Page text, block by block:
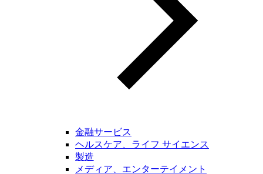
金融サービス
ヘルスケア、ライフ サイエンス
製造
メディア、エンターテイメント